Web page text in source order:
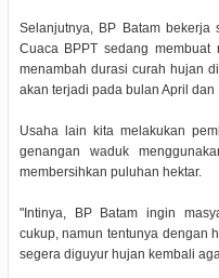
Selanjutnya, BP Batam bekerja
Cuaca BPPT sedang
menambah durasi curah hujan
akan terjadi pada bulan April dan
Usaha lain kita melakukan
genangan waduk
membersihkan puluhan hektar.
"Intinya, BP Batam ingin
cukup, namun tentunya dengan
segera diguyur hujan kembali